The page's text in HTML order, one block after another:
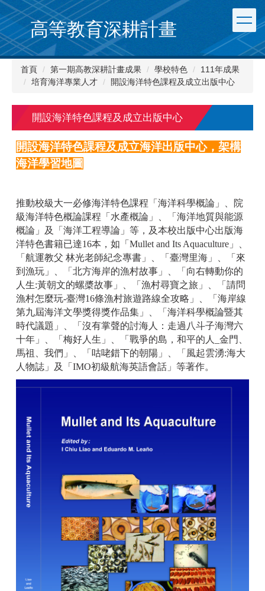
跳
到
主
要
內
高等教育深耕計畫
首頁 第一期高教深耕計畫成果 學校特色
111年成果
培育海洋專業人才
開設海洋特色課程及成立出版中心
開設海洋特色課程及成立出版中心
開設海洋特色課程及成立海洋出版中心，架構
海洋學習地圖
推動校級大一必修海洋特色課程「海洋科學概論」、院
級海洋特色概論課程「水產概論」、「海洋地質與能源
概論」及「海洋工程導論」等，及本校出版中心出版海
洋特色書籍已達16本，如「Mullet and Its Aquaculture」、
「航運教父 林光老師紀念專書」、「臺灣里海」、「來
到漁玩」、「北方海岸的漁村故事」、「向右轉動你的
人生:黃朝文的螺槳故事」、「漁村尋寶之旅」、「請問
漁村怎麼玩-臺灣16條漁村旅遊路線全攻略」、「海岸線
第九屆海洋文學獎得獎作品集」、「海洋科學概論暨其
時代議題」、「沒有掌聲的討海人：走過八斗子海灣六
十年」、「梅好人生」、「戰爭的島，和平的人_金門、
馬祖、我們」、「咕咾錯下的朝陽」、「風起雲湧:海大
人物誌」及「IMO初級航海英語會話」等著作。